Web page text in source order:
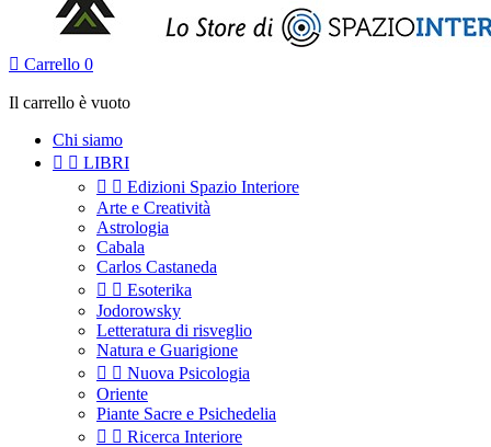
 Carrello 0
Il carrello è vuoto
Chi siamo
  LIBRI
  Edizioni Spazio Interiore
Arte e Creatività
Astrologia
Cabala
Carlos Castaneda
  Esoterika
Jodorowsky
Letteratura di risveglio
Natura e Guarigione
  Nuova Psicologia
Oriente
Piante Sacre e Psichedelia
  Ricerca Interiore